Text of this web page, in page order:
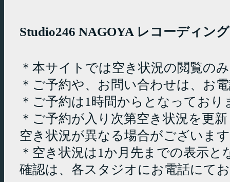
Studio246 NAGOYA レコーディン
＊本サイトでは空き状況の閲覧の
＊ご予約や、お問い合わせは、お
＊ご予約は1時間からとなっており
＊ご予約が入り次第空き状況を更
空き状況が異なる場合がございま
＊空き状況は1か月先までの表示
確認は、各スタジオにお電話にて